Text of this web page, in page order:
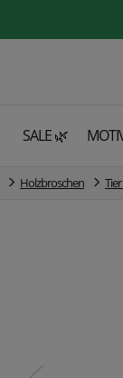
SALE 🌿
Holzbroschen